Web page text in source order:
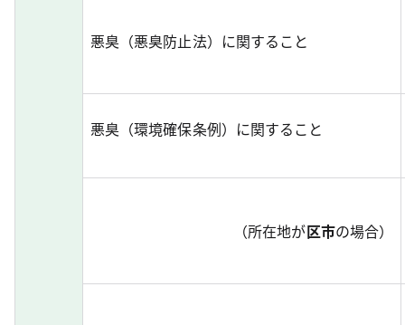
悪臭（悪臭防止法）に関すること
悪臭（環境確保条例）に関すること
（所在地が区市の場合）